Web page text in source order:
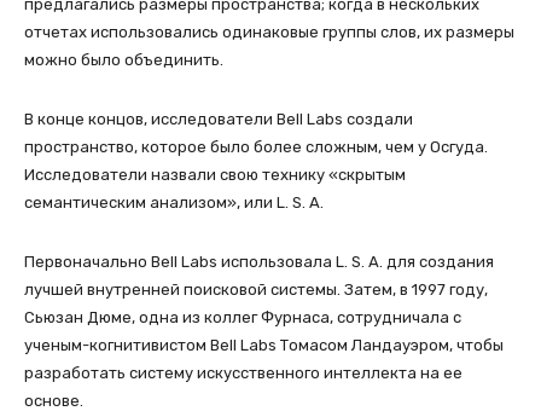
предлагались размеры пространства; когда в нескольких
отчетах использовались одинаковые группы слов, их размеры
можно было объединить.
В конце концов, исследователи Bell Labs создали
пространство, которое было более сложным, чем у Осгуда.
Исследователи назвали свою технику «скрытым
семантическим анализом», или L. S. A.
Первоначально Bell Labs использовала L. S. A. для создания
лучшей внутренней поисковой системы. Затем, в 1997 году,
Сьюзан Дюме, одна из коллег Фурнаса, сотрудничала с
ученым-когнитивистом Bell Labs Томасом Ландауэром, чтобы
разработать систему искусственного интеллекта на ее
основе.